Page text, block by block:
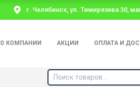
г. Челябинск, ул. Тимирязева 30,
О КОМПАНИИ АКЦИИ ОПЛАТА И